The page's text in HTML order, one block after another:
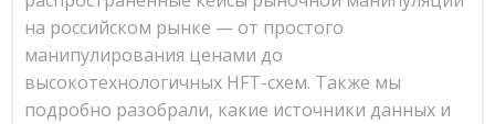
на российском рынке — от простого
манипулирования ценами до
высокотехнологичных HFT-схем. Также мы
подробно разобрали, какие источники данных и